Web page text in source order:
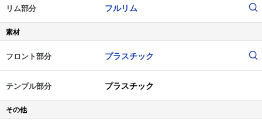
リム部分 フルリム
素材
フロント部分 プラスチック
テンプル部分 プラスチック
その他